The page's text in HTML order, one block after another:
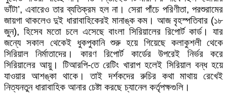
ভাঁটা’, এবারেও তার ব্যতিক্রম হল না। সেরা পাঁচে পরিণীতা, পরশুরামের
জায়গা থাকলেও দুই ধারাবাহিকেরই মানাঙ্ক কম। আজ বৃহস্পতিবার (১৮
জুন), হিসেব মতো চলে এসেছে বাংলা সিরিয়ালের রিপোর্ট কার্ড। যার
জন্যে সকাল থেকেই ধুকপুকানি শুরু হয়ে গিয়েছে কলাকুশলী থেকে
সিরিয়াল নির্মাতাদের। কারণ রিপোর্ট কার্ডের উপরেই নির্ভর করে
সিরিয়ালের আয়ু। টিআরপি-তে রেটিং খারাপ হলেই সিরিয়াল বন্ধ হয়ে
যাওয়ার আশঙ্কা থাকে। তাই দর্শকদের রুচির কথা মাথায় রেখেই
নিত্যনতুন ধারাবাহিক আনার চেষ্টা করছে চ্যানেল কর্তৃপক্ষগুলি।